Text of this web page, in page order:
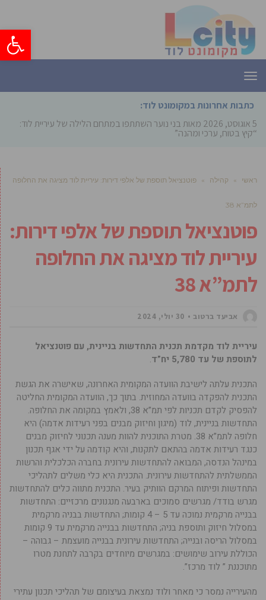
פתח
תפריט
כתבות אחרונות במקומונט לוד:
5 אוגוסט, 2026
מאות בני נוער השתתפו במתחם הלילה של עיריית לוד:
“קיץ בטוח, ערכי ומהנה”
ראשי » קהילה » פוטנציאל תוספת של אלפי דירות: עיריית לוד מציגה את החלופה
לתמ”א 38
פוטנציאל תוספת של אלפי דירות:
עיריית לוד מציגה את החלופה
לתמ”א 38
אביעד ברטוב 30 יולי, 2024
עיריית לוד מקדמת תכנית התחדשות בניינית, עם פוטנציאל
לתוספת של עד 5,780 יח”ד
.
התכנית עלתה לישיבת הוועדה המקומית האחרונה, שאישרה את הגשת
התכנית להפקדה בוועדה המחוזית. בתוך כך, הוועדה המקומית החליטה
להפסיק לקדם תכניות לפי תמ”א 38, ולאמץ במקומה את החלופה.
התחדשות בניינית, לוד (מיגון וחיזוק מבנים בפני רעידות אדמה) היא
חלופה לתמ”א 38. מטרת התוכנית להוות מענה תכנוני לחיזוק מבנים
כנגד רעידות אדמה בהתאם לתקנות, והיא קודמה על ידי אגף תכנון
במינהל הנדסה, המבואה להתחדשות עירונית בחברה הכלכלית והרשות
הממשלתית להתחדשות עירונית. התכנית היא כלי משלים לתהליכי
התחדשות ופיתוח המרקם הוותיק בעיר. התכנית מתווה כלים להתחדשות
מגרש בודד/ מגרשים סמוכים בארבעה מנגנונים מרכזיים: התחדשות
בבנייה מרקמית נמוכה עד 5 – 4 קומות; התחדשות בבניה מרקמית
במסלול חיזוק ותוספת בניה; התחדשות בבנייה מרקמית עד 9 קומות
במסלול הריסה ובנייה; התחדשות עירונית בבנייה מועצמת – גבוהה –
הכוללת עירוב שימושים: במגרשים מיוחדים בקרבה לתחנת מטרו
מתוכננת ” לוד מרכז”.
מהעירייה נמסר כי מאחר ולוד נמצאת בעיצומם של תהליכי תכנון עתירי